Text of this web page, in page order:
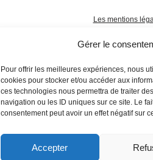
Gérer le
Pour offrir les meilleures expériences, nous
cookies pour stocker et/ou accéder aux
ces technologies nous permettra de traiter
navigation ou les ID uniques sur ce site. Le
consentement peut avoir un effet négatif sur
Accepter
Les mentions